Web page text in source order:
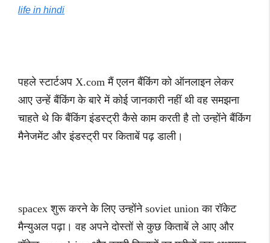
life in hindi
पहले स्टार्टअप X.com मैं एलन बैंकिंग को ऑनलाइन लेकर
आए उन्हें बैंकिंग के बारे में कोई जानकारी नहीं थी वह समझना
चाहते थे कि बैंकिंग इंडस्ट्री कैसे काम करती है तो उन्होंने बैंकिंग
मैनेजमेंट और इंडस्ट्री पर किताबें पढ़ डाली।
spacex शुरू करने के लिए उन्होंने soviet union का रॉकेट
मैन्युअल पढ़ा। वह अपने दोस्तों से कुछ किताबें ले आए और